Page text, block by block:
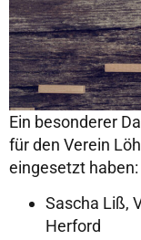
Ein besonderer
für den Verein
eingesetzt haben:
Sascha Liß,
Herford